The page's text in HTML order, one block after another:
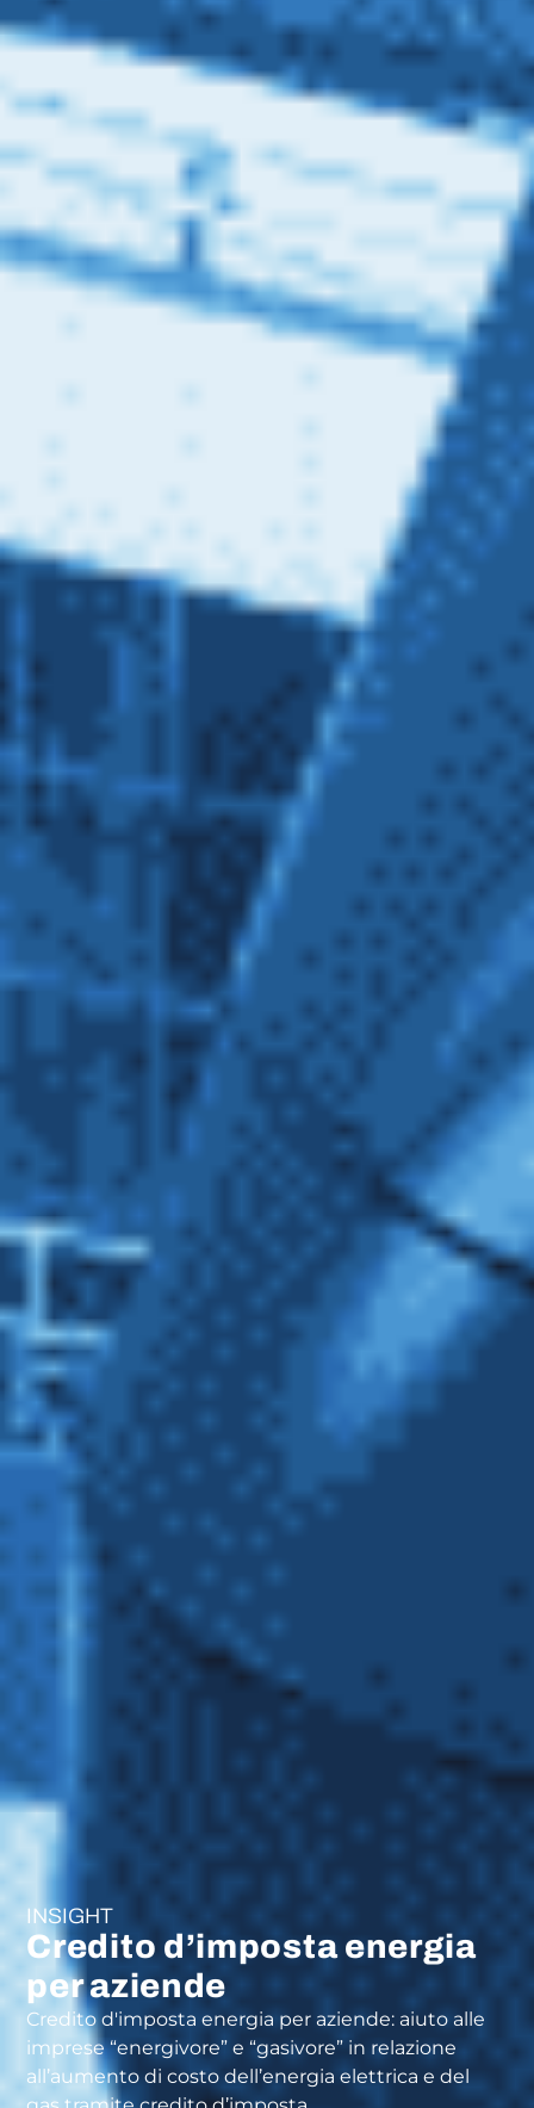
INSIGHT
Credito d’imposta energia
per aziende
Credito d'imposta energia per aziende: aiuto alle
imprese “energivore” e “gasivore” in relazione
all’aumento di costo dell’energia elettrica e del